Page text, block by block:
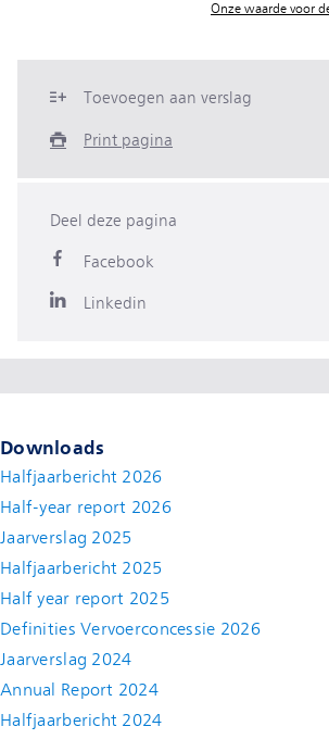
Onze waarde voor
Toevoegen aan verslag
Print pagina
Deel deze pagina
Facebook
Linkedin
Downloads
Halfjaarbericht 2026
Half-year report 2026
Jaarverslag 2025
Halfjaarbericht 2025
Half year report 2025
Definities Vervoerconcessie 2026
Jaarverslag 2024
Annual Report 2024
Halfjaarbericht 2024